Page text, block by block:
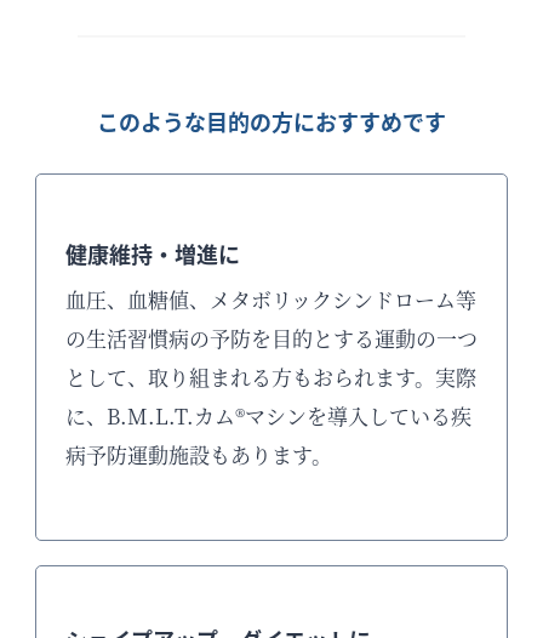
このような目的の方におすすめです
健康維持・増進に
血圧、血糖値、メタボリックシンドローム等
の生活習慣病の予防を目的とする運動の一つ
として、取り組まれる方もおられます。実際
に、B.M.L.T.カム®マシンを導入している疾
病予防運動施設もあります。